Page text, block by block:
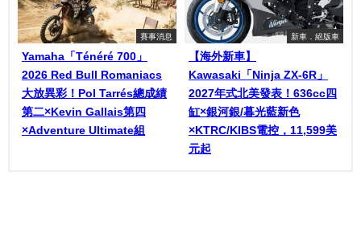
賽事消息
Yamaha「Ténéré 700」
2026 Red Bull Romaniacs
大放異彩！Pol Tarrés總成績
第二×Kevin Gallais第四
×Adventure Ultimate組
新車．絕版車
【海外新車】
Kawasaki「Ninja ZX-6R」
2027年式北美發表！636cc四
缸×銀河銀/暮光藍新色
×KTRC/KIBS電控，11,599美
元起